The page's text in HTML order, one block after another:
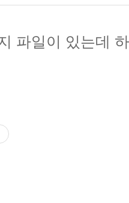
파일이 있는데